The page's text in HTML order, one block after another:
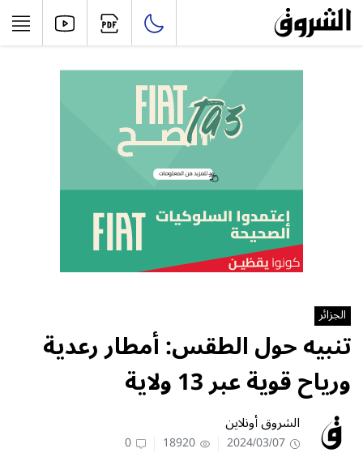
الجزائر
تنبيه حول الطقس: أمطار رعدية
ورياح قوية عبر 13 ولاية
الشروق أونلاين
2024/03/07
18920
0